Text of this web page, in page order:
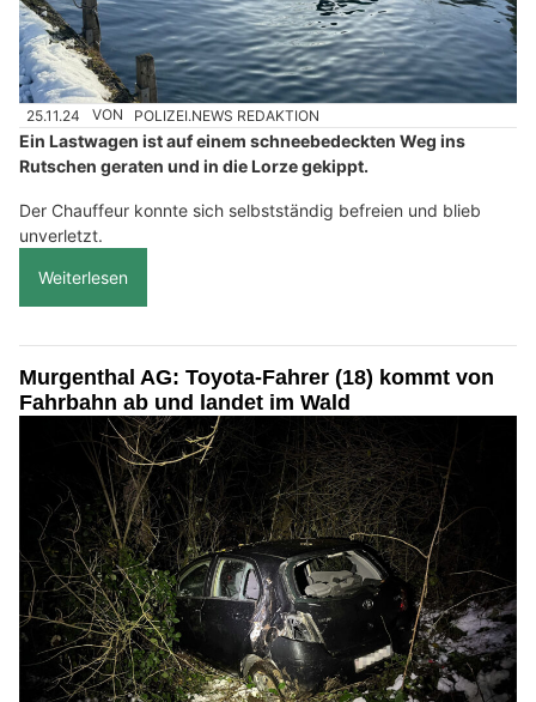
25.11.24 VON POLIZEI.NEWS REDAKTION
Ein Lastwagen ist auf einem schneebedeckten Weg ins
Rutschen geraten und in die Lorze gekippt.
Der Chauffeur konnte sich selbstständig befreien und blieb
unverletzt.
Weiterlesen
Murgenthal AG: Toyota-Fahrer (18) kommt von
Fahrbahn ab und landet im Wald